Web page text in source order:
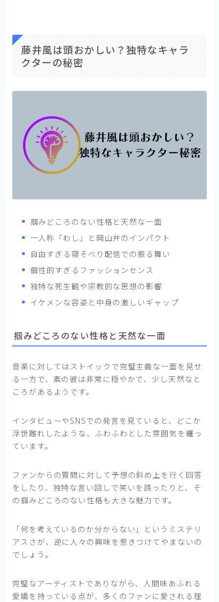
藤井風は頭おかしい？独特なキャラ
クターの秘密
掴みどころのない性格と天然な一面
一人称「わし」と岡山弁のインパクト
自由すぎる寝そべり配信での振る舞い
個性的すぎるファッションセンス
独特な死生観や宗教的な思想の影響
イケメンな容姿と中身の激しいギャップ
掴みどころのない性格と天然な一面
音楽に対してはストイックで完璧主義な一面を見せ
る一方で、素の彼は非常に穏やかで、少し天然なと
ころがあるようです。
インタビューやSNSでの発言を見ていると、どこか
浮世離れしたような、ふわふわとした雰囲気を纏っ
ています。
ファンからの質問に対して予想の斜め上を行く回答
をしたり、独特な言い回しで笑いを誘ったりと、そ
の掴みどころのない性格も大きな魅力です。
「何を考えているのか分からない」というミステリ
アスさが、逆に人々の興味を惹きつけてやまないの
でしょう。
完璧なアーティストでありながら、人間味あふれる
愛嬌を持っている点が、多くのファンに愛される理